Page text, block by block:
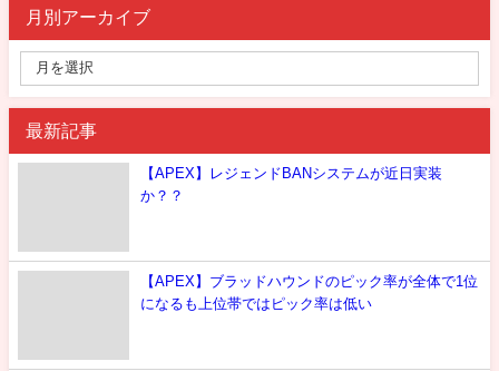
月別アーカイブ
最新記事
【APEX】レジェンドBANシステムが近日実装
か？？
【APEX】ブラッドハウンドのピック率が全体で1位
になるも上位帯ではピック率は低い